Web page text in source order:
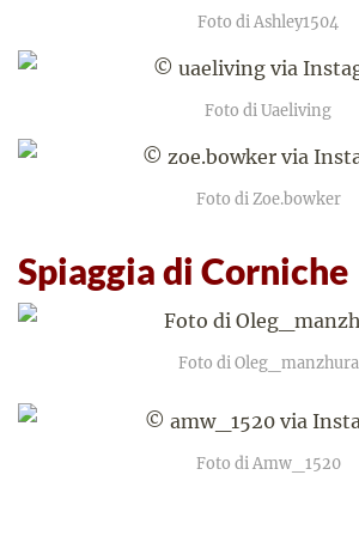
Foto di Ashley1504
Foto di Uaeliving
Foto di Zoe.bowker
Spiaggia di Corniche
Foto di Oleg_manzhura
Foto di Amw_1520